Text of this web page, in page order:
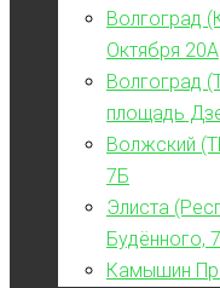
Волгоград
Октября 20А
Волгоград
площадь
Волжский
7Б
Элиста
Будённого,
Камышин